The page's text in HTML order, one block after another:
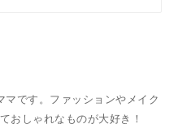
マです。ファッションやメイク
おしゃれなものが大好き！